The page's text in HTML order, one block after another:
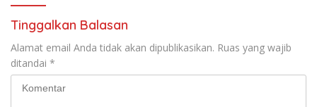
Tinggalkan Balasan
Alamat email Anda tidak akan dipublikasikan. Ruas yang wajib
ditandai *